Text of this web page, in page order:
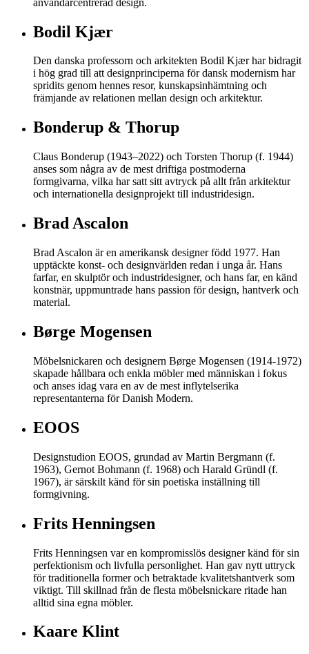
Bodil Kjær
Den danska professorn och arkitekten Bodil Kjær har bidragit
i hög grad till att designprinciperna för dansk modernism har
spridits genom hennes resor, kunskapsinhämtning och
främjande av relationen mellan design och arkitektur.
Bonderup & Thorup
Claus Bonderup (1943–2022) och Torsten Thorup (f. 1944)
anses som några av de mest driftiga postmoderna
formgivarna, vilka har satt sitt avtryck på allt från arkitektur
och internationella designprojekt till industridesign.
Brad Ascalon
Brad Ascalon är en amerikansk designer född 1977. Han
upptäckte konst- och designvärlden redan i unga år. Hans
farfar, en skulptör och industridesigner, och hans far, en känd
konstnär, uppmuntrade hans passion för design, hantverk och
material.
Børge Mogensen
Möbelsnickaren och designern Børge Mogensen (1914-1972)
skapade hållbara och enkla möbler med människan i fokus
och anses idag vara en av de mest inflytelserika
representanterna för Danish Modern.
EOOS
Designstudion EOOS, grundad av Martin Bergmann (f.
1963), Gernot Bohmann (f. 1968) och Harald Gründl (f.
1967), är särskilt känd för sin poetiska inställning till
formgivning.
Frits Henningsen
Frits Henningsen var en kompromisslös designer känd för sin
perfektionism och livfulla personlighet. Han gav nytt uttryck
för traditionella former och betraktade kvalitetshantverk som
viktigt. Till skillnad från de flesta möbelsnickare ritade han
alltid sina egna möbler.
Kaare Klint